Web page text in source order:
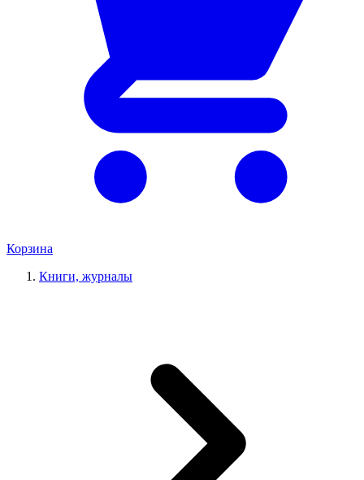
Корзина
Книги, журналы